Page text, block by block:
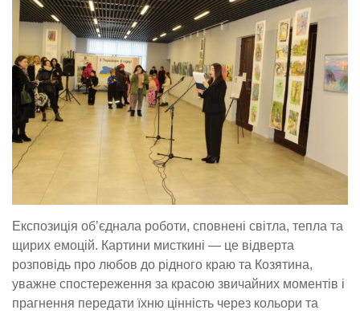
Експозиція об’єднала роботи, сповнені світла, тепла та
щирих емоцій. Картини мисткині — це відверта
розповідь про любов до рідного краю та Козятина,
уважне спостереження за красою звичайних моментів і
прагнення передати їхню цінність через кольори та